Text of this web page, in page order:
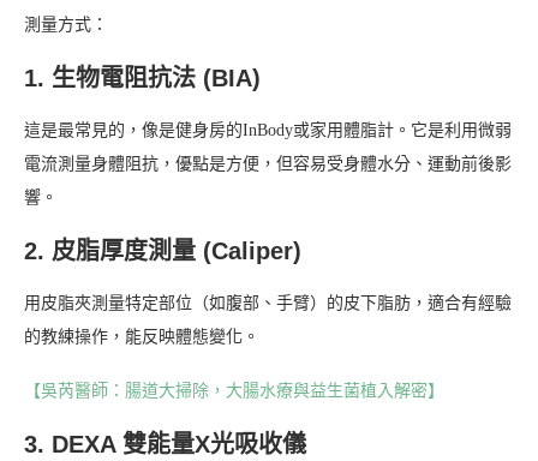
測量方式：
1. 生物電阻抗法 (BIA)
這是最常見的，像是健身房的InBody或家用體脂計。它是利用微弱
電流測量身體阻抗，優點是方便，但容易受身體水分、運動前後影
響。
2. 皮脂厚度測量 (Caliper)
用皮脂夾測量特定部位（如腹部、手臂）的皮下脂肪，適合有經驗
的教練操作，能反映體態變化。
【吳芮醫師：腸道大掃除，大腸水療與益生菌植入解密】
3. DEXA 雙能量X光吸收儀